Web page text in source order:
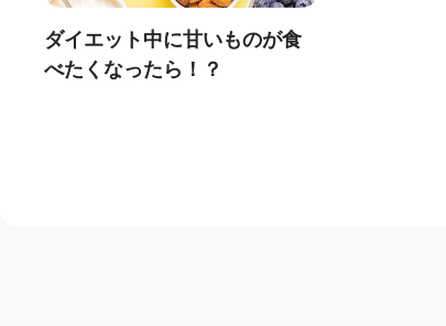
ダイエット中に甘いものが食
べたくなったら！？